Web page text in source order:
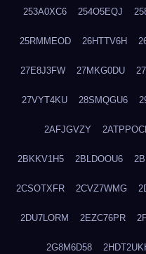
253A0XC6 254O5EQJ
25RMMEOD 26HTTV6H
27E8J3FW 27MKG0DU
27VYT4KU 28SMQGU6
2AFJGVZY
2BKKV1H5 2BLDOOU6
2CSOTXFR 2CVZ7WMG
2DU7LORM 2EZC76PR
2G8M6D58